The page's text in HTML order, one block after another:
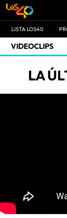
LISTA LOS40
VIDEOCLIPS
LA